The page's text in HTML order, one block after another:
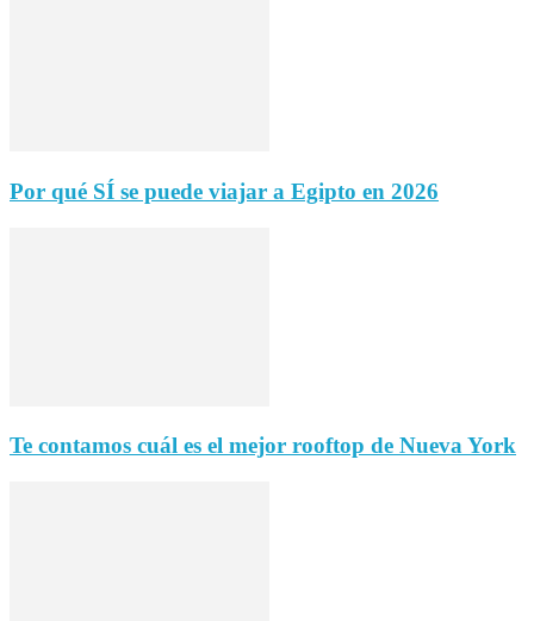
Por qué SÍ se puede viajar a Egipto en 2026
Te contamos cuál es el mejor rooftop de Nueva York